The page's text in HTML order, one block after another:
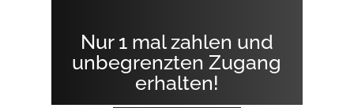
Nur 1 mal zahlen und
unbegrenzten Zugang
erhalten!